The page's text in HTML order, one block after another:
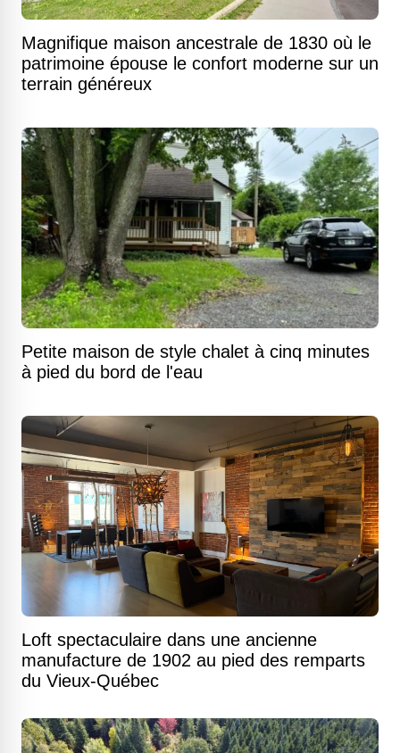
Magnifique maison ancestrale de 1830 où le
patrimoine épouse le confort moderne sur un
terrain généreux
Petite maison de style chalet à cinq minutes
à pied du bord de l'eau
Loft spectaculaire dans une ancienne
manufacture de 1902 au pied des remparts
du Vieux-Québec